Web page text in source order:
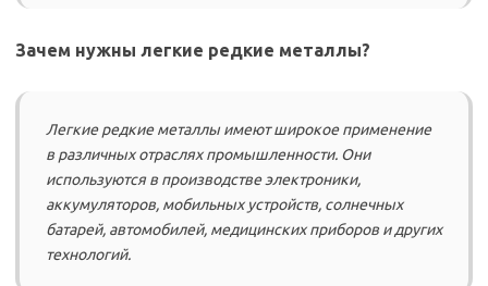
Зачем нужны легкие редкие металлы?
Легкие редкие металлы имеют широкое применение
в различных отраслях промышленности. Они
используются в производстве электроники,
аккумуляторов, мобильных устройств, солнечных
батарей, автомобилей, медицинских приборов и других
технологий.